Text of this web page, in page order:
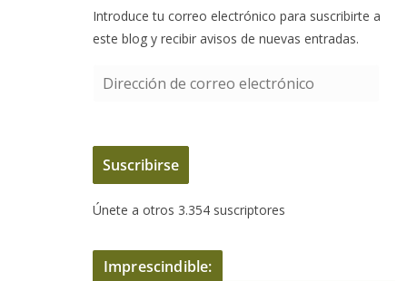
Introduce tu correo electrónico para suscribirte a
este blog y recibir avisos de nuevas entradas.
e
c
i
n
Suscribirse
Únete a otros 3.354 suscriptores
Imprescindible: